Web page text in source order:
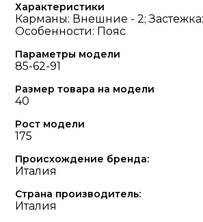
Характеристики
Карманы: Внешние - 2;
Особенности: Пояс
Параметры модели
85-62-91
Размер товара на модели
40
Рост модели
175
Происхождение бренда:
Италия
Страна производитель:
Италия